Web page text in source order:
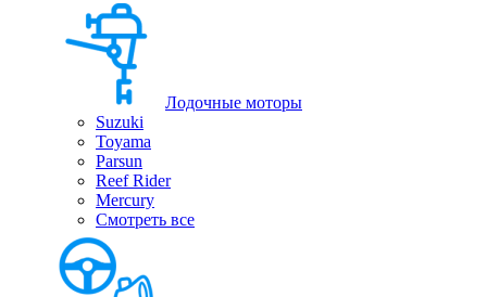
Лодочные моторы
Suzuki
Toyama
Parsun
Reef Rider
Mercury
Смотреть все